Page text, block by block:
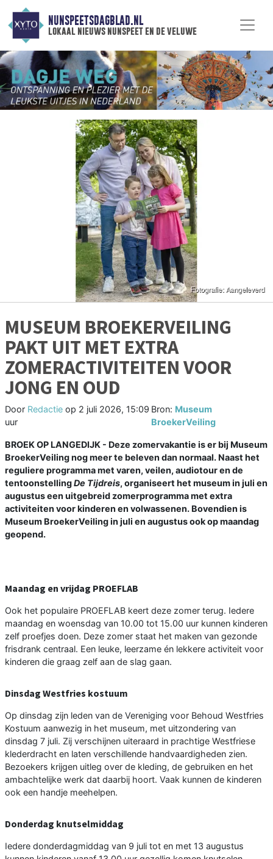
NUNSPEETSDAGBLAD.NL
lokaal nieuws nunspeet en de veluwe
MUSEUM BROEKERVEILING
PAKT UIT MET EXTRA
ZOMERACTIVITEITEN VOOR
JONG EN OUD
Door Redactie op 2 juli 2026, 15:09
uur
Bron: Museum
BroekerVeiling
BROEK OP LANGEDIJK - Deze zomervakantie is er bij Museum
BroekerVeiling nog meer te beleven dan normaal. Naast het
reguliere programma met varen, veilen, audiotour en de
tentoonstellingDe Tijdreis, organiseert het museum in juli en
augustus een uitgebreid zomerprogramma met extra
activiteiten voor kinderen en volwassenen. Bovendien is
Museum BroekerVeiling in juli en augustus ook op maandag
geopend.
Maandag en vrijdag PROEFLAB
Ook het populaire PROEFLAB keert deze zomer terug. Iedere
maandag en woensdag van 10.00 tot 15.00 uur kunnen kinderen
zelf proefjes doen. Deze zomer staat het maken van gezonde
frisdrank centraal. Een leuke, leerzame én lekkere activiteit voor
kinderen die graag zelf aan de slag gaan.
Dinsdag Westfries kostuum
Op dinsdag zijn leden van de Vereniging voor Behoud Westfries
Kostuum aanwezig in het museum, met uitzondering van
dinsdag 7 juli. Zij verschijnen uiteraard in prachtige Westfriese
klederdracht en laten verschillende handvaardigheden zien.
Bezoekers krijgen uitleg over de kleding, de gebruiken en het
ambachtelijke werk dat daarbij hoort. Vaak kunnen de kinderen
ook een handje meehelpen.
Donderdag knutselmiddag
Iedere donderdagmiddag van 9 juli tot en met 13 augustus